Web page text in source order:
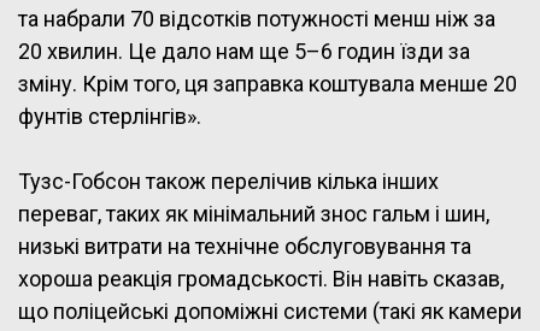
та набрали 70 відсотків потужності менш ніж за
20 хвилин. Це дало нам ще 5–6 годин їзди за
зміну. Крім того, ця заправка коштувала менше 20
фунтів стерлінгів».
Тузс-Гобсон також перелічив кілька інших
переваг, таких як мінімальний знос гальм і шин,
низькі витрати на технічне обслуговування та
хороша реакція громадськості. Він навіть сказав,
що поліцейські допоміжні системи (такі як камери